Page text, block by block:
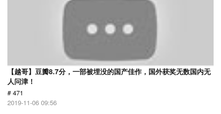
【越哥】豆瓣8.7分，一部被埋没的国产佳作，国外获奖无数国内无
人问津！
# 471
2019-11-06 09:56